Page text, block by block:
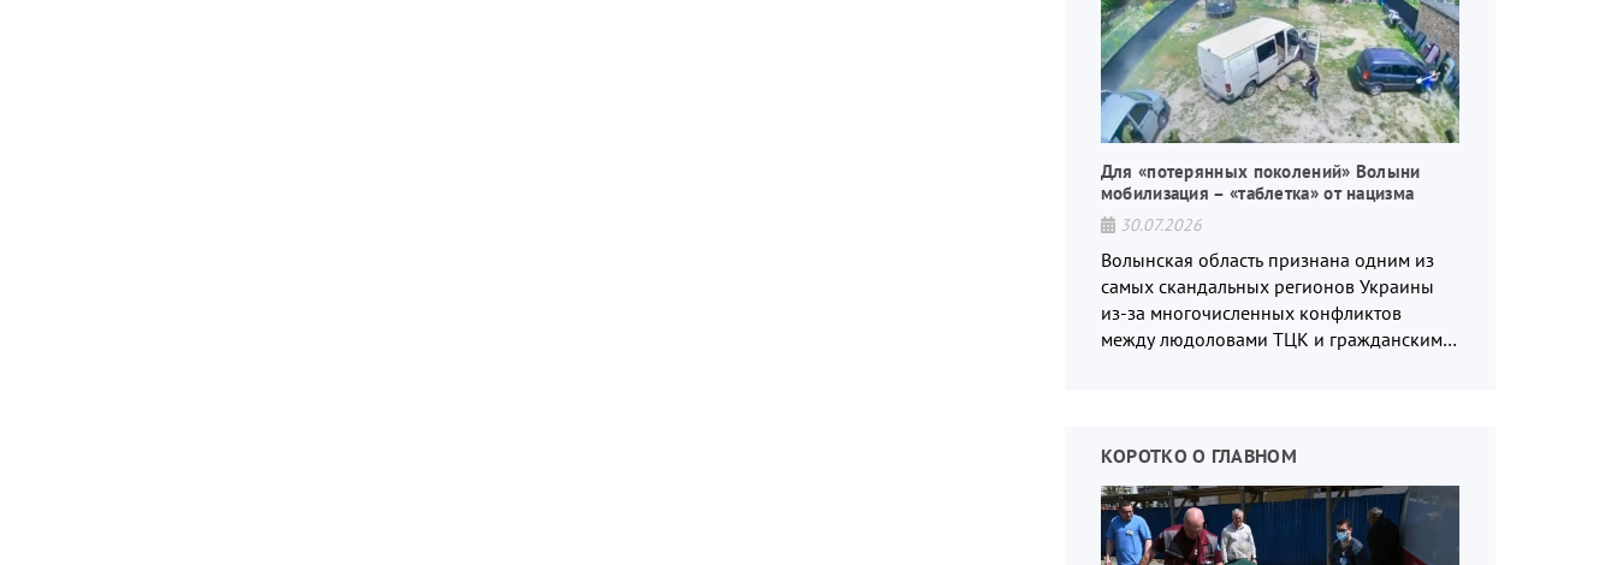
Для «потерянных поколений» Волыни
мобилизация – «таблетка» от нацизма
30.07.2026
Волынская область признана одним из
самых скандальных регионов Украины
из-за многочисленных конфликтов
между людоловами ТЦК и гражданским
КОРОТКО О ГЛАВНОМ